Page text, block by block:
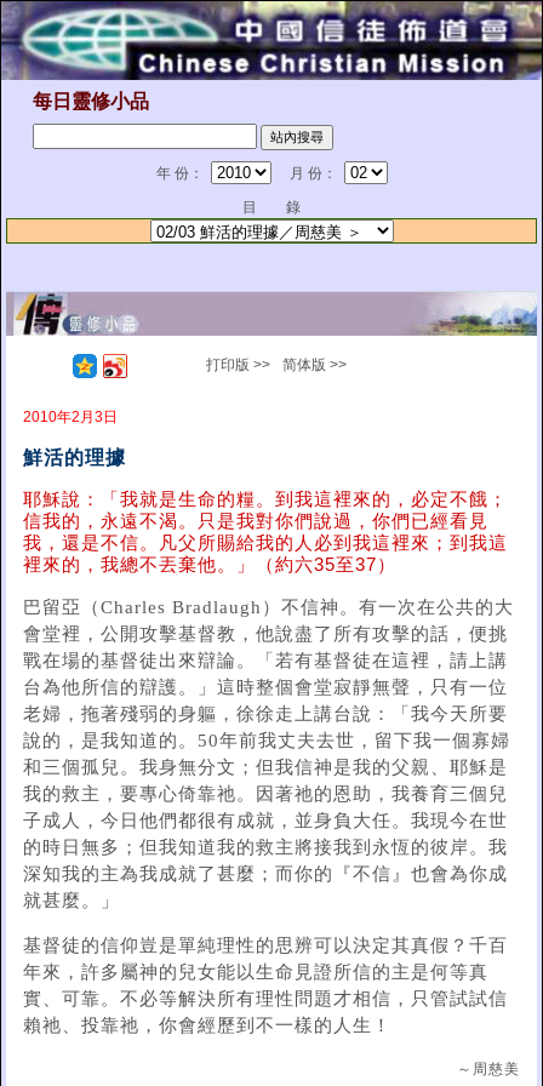
每日靈修小品
年 份：
月 份：
目 錄
打印版 >> 简体版 >>
2010年2月3日
鮮活的理據
耶穌說：「我就是生命的糧。到我這裡來的，必定不餓；
信我的，永遠不渴。只是我對你們說過，你們已經看見
我，還是不信。凡父所賜給我的人必到我這裡來；到我這
裡來的，我總不丟棄他。」（約六35至37）
巴留亞（Charles Bradlaugh）不信神。有一次在公共的大
會堂裡，公開攻擊基督教，他說盡了所有攻擊的話，便挑
戰在場的基督徒出來辯論。「若有基督徒在這裡，請上講
台為他所信的辯護。」這時整個會堂寂靜無聲，只有一位
老婦，拖著殘弱的身軀，徐徐走上講台說：「我今天所要
說的，是我知道的。50年前我丈夫去世，留下我一個寡婦
和三個孤兒。我身無分文；但我信神是我的父親、耶穌是
我的救主，要專心倚靠祂。因著祂的恩助，我養育三個兒
子成人，今日他們都很有成就，並身負大任。我現今在世
的時日無多；但我知道我的救主將接我到永恆的彼岸。我
深知我的主為我成就了甚麼；而你的『不信』也會為你成
就甚麼。」
基督徒的信仰豈是單純理性的思辨可以決定其真假？千百
年來，許多屬神的兒女能以生命見證所信的主是何等真
實、可靠。不必等解決所有理性問題才相信，只管試試信
賴祂、投靠祂，你會經歷到不一樣的人生！
～周慈美